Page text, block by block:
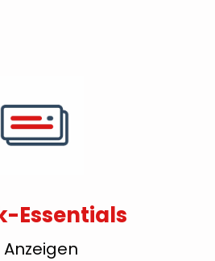
Essentials